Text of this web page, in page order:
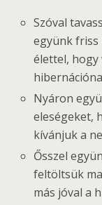
Szóval
együnk friss
élettel, hogy
Nyáron
eleségeket,
kívánjuk a
Ősszel
feltöltsük
más jóval a